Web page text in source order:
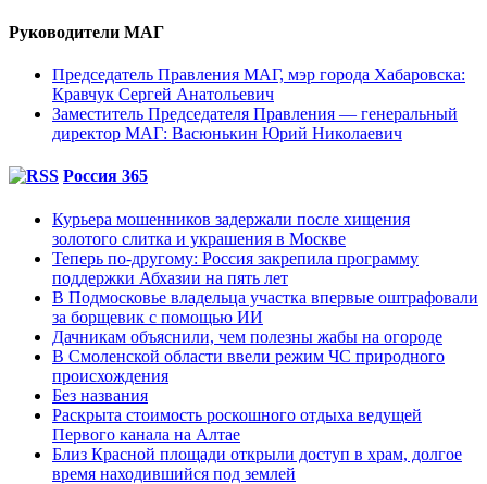
Руководители МАГ
Председатель Правления МАГ, мэр города Хабаровска:
Кравчук Сергей Анатольевич
Заместитель Председателя Правления — генеральный
директор МАГ: Васюнькин Юрий Николаевич
Россия 365
Курьера мошенников задержали после хищения
золотого слитка и украшения в Москве
Теперь по-другому: Россия закрепила программу
поддержки Абхазии на пять лет
В Подмосковье владельца участка впервые оштрафовали
за борщевик с помощью ИИ
Дачникам объяснили, чем полезны жабы на огороде
В Смоленской области ввели режим ЧС природного
происхождения
Без названия
Раскрыта стоимость роскошного отдыха ведущей
Первого канала на Алтае
Близ Красной площади открыли доступ в храм, долгое
время находившийся под землей